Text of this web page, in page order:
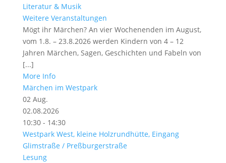
Literatur & Musik
Weitere Veranstaltungen
Mögt ihr Märchen? An vier Wochenenden im August,
vom 1.8. – 23.8.2026 werden Kindern von 4 – 12
Jahren Märchen, Sagen, Geschichten und Fabeln von
[...]
More Info
Märchen im Westpark
02 Aug.
02.08.2026
10:30 - 14:30
Westpark West, kleine Holzrundhütte, Eingang
Glimstraße / Preßburgerstraße
Lesung